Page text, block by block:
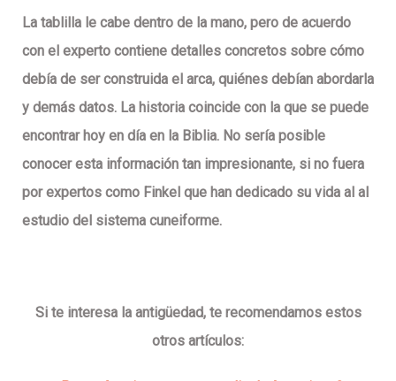
La tablilla le cabe dentro de la mano, pero de acuerdo
con el experto contiene detalles concretos sobre cómo
debía de ser construida el arca, quiénes debían abordarla
y demás datos. La historia coincide con la que se puede
encontrar hoy en día en la Biblia. No sería posible
conocer esta información tan impresionante, si no fuera
por expertos como Finkel que han dedicado su vida al al
estudio del sistema cuneiforme.
Si te interesa la antigüedad, te recomendamos estos
otros artículos: